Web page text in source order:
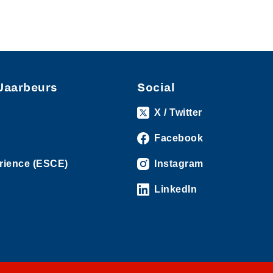
(ESCE)
Social
X / Twitter
Facebook
Instagram
LinkedIn